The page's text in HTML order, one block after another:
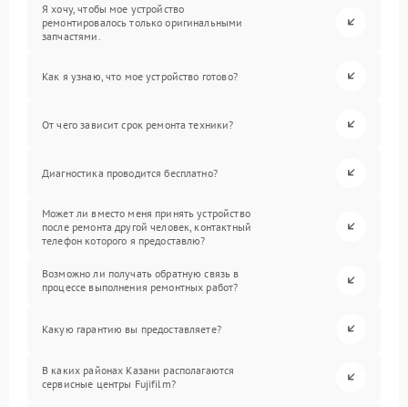
Я хочу, чтобы мое устройство
ремонтировалось только оригинальными
запчастями.
Как я узнаю, что мое устройство готово?
От чего зависит срок ремонта техники?
Диагностика проводится бесплатно?
Может ли вместо меня принять устройство
после ремонта другой человек, контактный
телефон которого я предоставлю?
Возможно ли получать обратную связь в
процессе выполнения ремонтных работ?
Какую гарантию вы предоставляете?
В каких районах Казани располагаются
сервисные центры Fujifilm?